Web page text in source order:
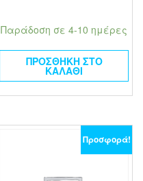
Παράδοση σε 4-10 ημέρες
ΠΡΟΣΘΉΚΗ ΣΤΟ
ΚΑΛΆΘΙ
Προσφορά!